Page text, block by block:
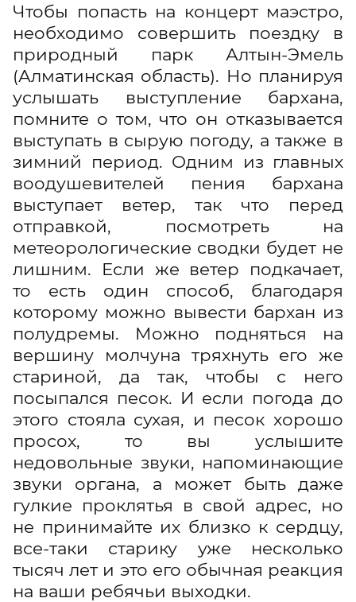
Чтобы попасть на концерт маэстро,
необходимо совершить поездку в
природный парк Алтын-Эмель
(Алматинская область). Но планируя
услышать выступление бархана,
помните о том, что он отказывается
выступать в сырую погоду, а также в
зимний период. Одним из главных
воодушевителей пения бархана
выступает ветер, так что перед
отправкой, посмотреть на
метеорологические сводки будет не
лишним. Если же ветер подкачает,
то есть один способ, благодаря
которому можно вывести бархан из
полудремы. Можно подняться на
вершину молчуна тряхнуть его же
стариной, да так, чтобы с него
посыпался песок. И если погода до
этого стояла сухая, и песок хорошо
просох, то вы услышите
недовольные звуки, напоминающие
звуки органа, а может быть даже
гулкие проклятья в свой адрес, но
не принимайте их близко к сердцу,
все-таки старику уже несколько
тысяч лет и это его обычная реакция
на ваши ребячьи выходки.